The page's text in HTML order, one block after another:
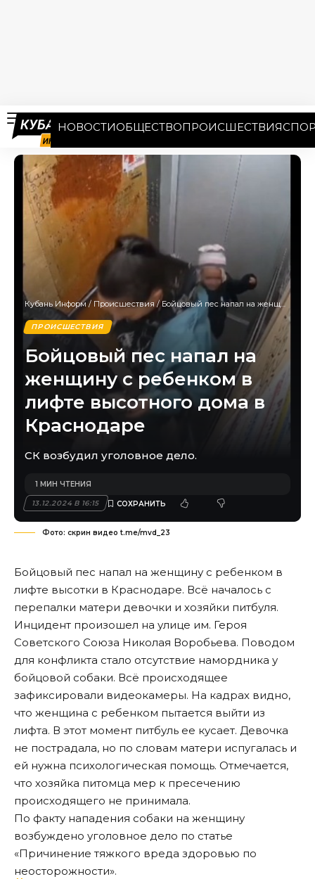
НОВОСТИОБЩЕСТВОПРОИСШЕСТВИЯ
Кубань Информ/Происшествия/Бойцовый пес напал на женщину с ребенком в лифте высотного дома в Краснодаре
ПРОИСШЕСТВИЯ
Бойцовый пес напал на
женщину с ребенком в
лифте высотного дома в
Краснодаре
СК возбудил уголовное дело.
13.12.2024 В 16:15
1 МИН ЧТЕНИЯ
Фото: скрин видео t.me/mvd_23
Бойцовый пес напал на женщину с ребенком в
лифте высотки в Краснодаре. Всё началось с
перепалки матери девочки и хозяйки питбуля.
Инцидент произошел на улице им. Героя
Советского Союза Николая Воробьева. Поводом
для конфликта стало отсутствие намордника у
бойцовой собаки. Всё происходящее
зафиксировали видеокамеры. На кадрах видно,
что женщина с ребенком пытается выйти из
лифта. В этот момент питбуль ее кусает. Девочка
не пострадала, но по словам матери испугалась и
ей нужна психологическая помощь. Отмечается,
что хозяйка питомца мер к пресечению
происходящего не принимала.
По факту нападения собаки на женщину
возбуждено уголовное дело по статье
«Причинение тяжкого вреда здоровью по
неосторожности».